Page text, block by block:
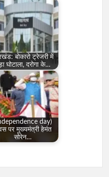
बोकारो ट्रेजरी में
घोटाला, दरोगा के…
day)
पर मुख्यमंत्री हेमंत
सोरेन…